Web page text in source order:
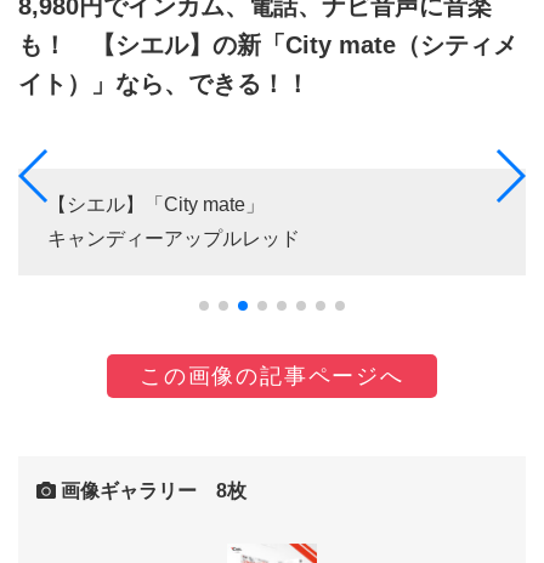
8,980円でインカム、電話、ナビ音声に音楽
も！ 【シエル】の新「City mate（シティメ
イト）」なら、できる！！
【シエル】「City mate」
キャンディーアップルレッド
この画像の記事ページへ
画像ギャラリー 8枚